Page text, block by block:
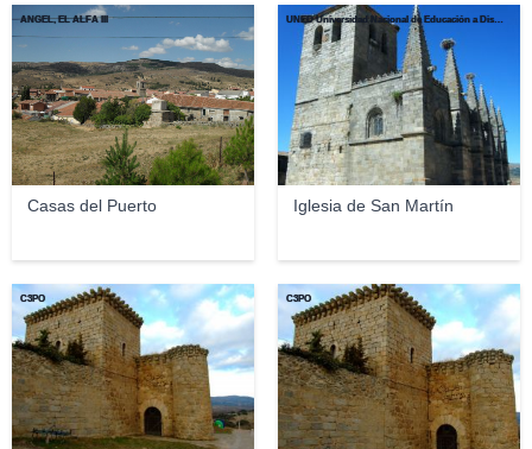
Casas del Puerto
ANGEL, EL ALFA III
Iglesia de San Martín
UNED Universidad Nacional de Educación a Distancia
C3PO C3PO